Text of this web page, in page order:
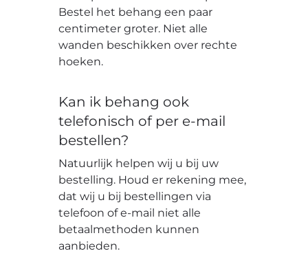
Bestel het behang een paar
centimeter groter. Niet alle
wanden beschikken over rechte
hoeken.
Kan ik behang ook
telefonisch of per e-mail
bestellen?
Natuurlijk helpen wij u bij uw
bestelling. Houd er rekening mee,
dat wij u bij bestellingen via
telefoon of e-mail niet alle
betaalmethoden kunnen
aanbieden.